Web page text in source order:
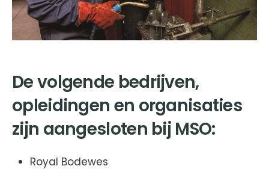
De volgende bedrijven,
opleidingen en organisaties
zijn aangesloten bij MSO:
Royal Bodewes